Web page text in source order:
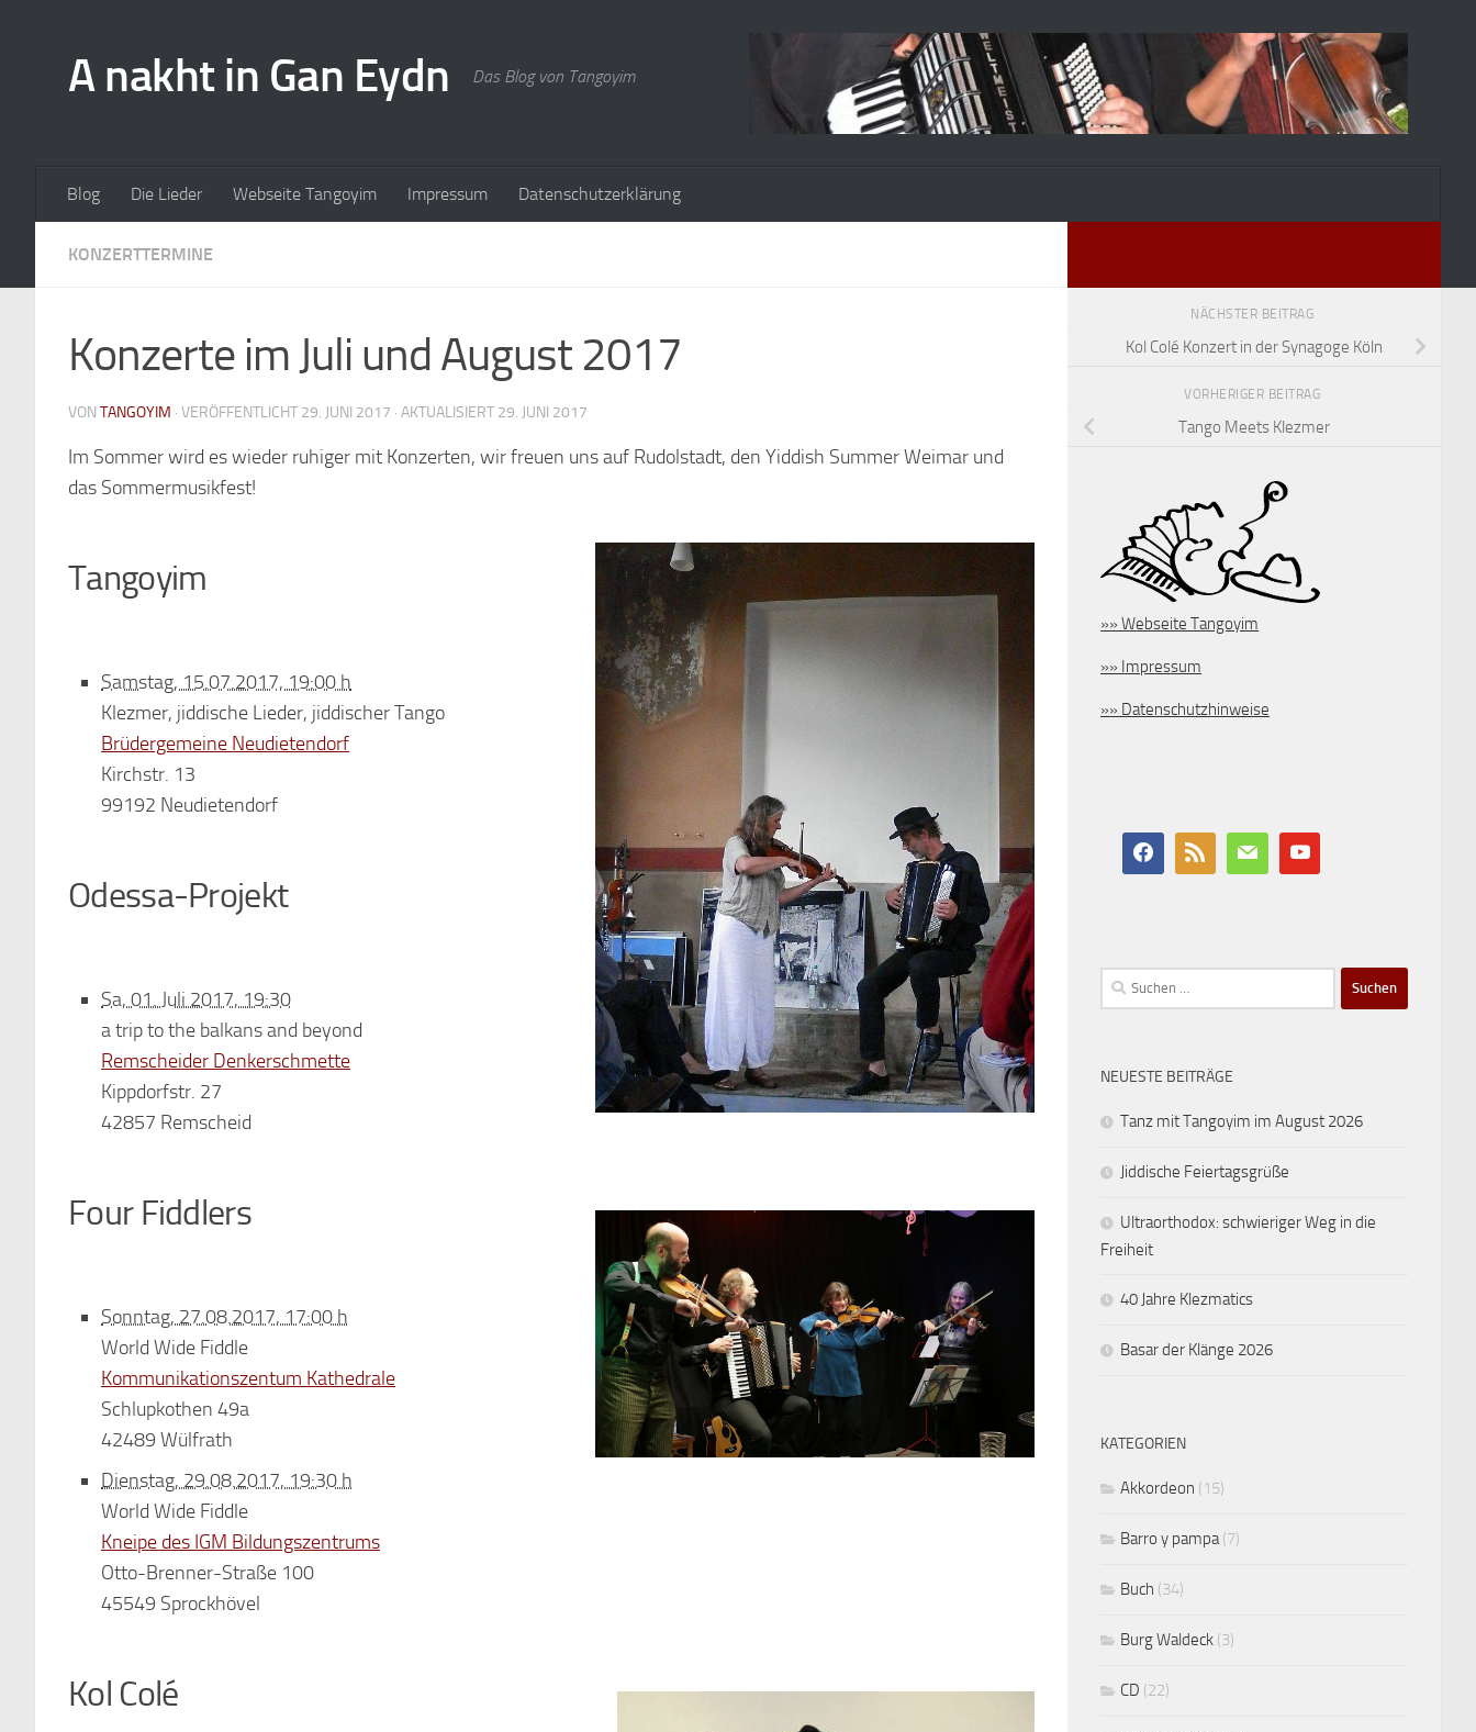
A nakht in Gan Eydn Das Blog von Tangoyim
Blog Die Lieder Webseite Tangoyim Impressum Datenschutzerklärung
KONZERTTERMINE
Konzerte im Juli und August 2017
VON TANGOYIM · VERÖFFENTLICHT 29. JUNI 2017 · AKTUALISIERT 29. JUNI 2017
Im Sommer wird es wieder ruhiger mit Konzerten, wir freuen uns auf Rudolstadt, den Yiddish Summer Weimar und
das Sommermusikfest!
Tangoyim
Samstag, 15.07.2017, 19:00 h
Klezmer, jiddische Lieder, jiddischer Tango
Brüdergemeine Neudietendorf
Kirchstr. 13
99192 Neudietendorf
Odessa-Projekt
Sa, 01. Juli 2017, 19:30
a trip to the balkans and beyond
Remscheider Denkerschmette
Kippdorfstr. 27
42857 Remscheid
Four Fiddlers
Sonntag, 27.08.2017, 17:00 h
World Wide Fiddle
Kommunikationszentum Kathedrale
Schlupkothen 49a
42489 Wülfrath
Dienstag, 29.08.2017, 19:30 h
World Wide Fiddle
Kneipe des IGM Bildungszentrums
Otto-Brenner-Straße 100
45549 Sprockhövel
Kol Colé
NÄCHSTER BEITRAG
Kol Colé Konzert in der Synagoge Köln
VORHERIGER BEITRAG
Tango Meets Klezmer
»» Webseite Tangoyim
»» Impressum
»» Datenschutzhinweise
Suchen
nach:
NEUESTE BEITRÄGE
Tanz mit Tangoyim im August 2026
Jiddische Feiertagsgrüße
Ultraorthodox: schwieriger Weg in die
Freiheit
40 Jahre Klezmatics
Basar der Klänge 2026
KATEGORIEN
Akkordeon (15)
Barro y pampa (7)
Buch (34)
Burg Waldeck (3)
CD (22)